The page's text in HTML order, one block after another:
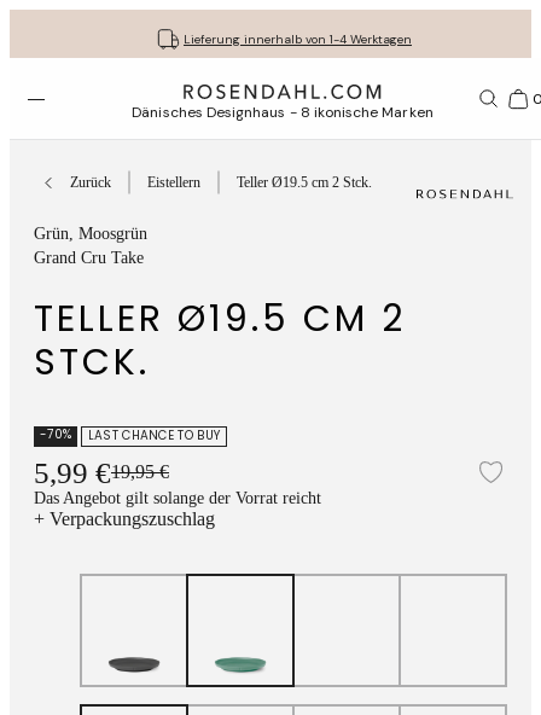
Lieferung innerhalb von 1-4 Werktagen
Kostenloser versand bei bestellungen ab 79 €
30 Tage kostenlose Rücksendung
Lassen Sie Ihre Geschenke liebevoll verpacken
Menü öffnen Dänisches Designhaus - 8 ikonische Marken 1156
Zurück Eistellern Teller Ø19.5 cm 2 Stck.
Grün, Moosgrün
Grand Cru Take
TELLER Ø19.5 CM 2
STCK.
-70% LAST CHANCE TO BUY
5,99 €19,95 €
Das Angebot gilt solange der Vorrat reicht
+ Verpackungszuschlag